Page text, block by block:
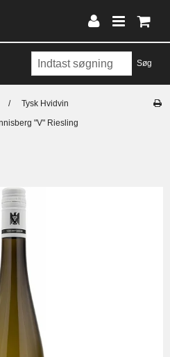
Søg
/
Tysk Hvidvin
"V" Riesling